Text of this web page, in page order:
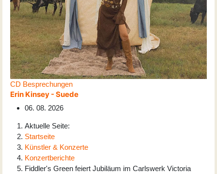
CD Besprechungen
Erin Kinsey - Suede
06. 08. 2026
Aktuelle Seite:
Startseite
Künstler & Konzerte
Konzertberichte
Fiddler's Green feiert Jubiläum im Carlswerk Victoria